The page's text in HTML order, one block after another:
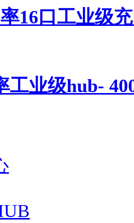
16口工业级
工业级hub-